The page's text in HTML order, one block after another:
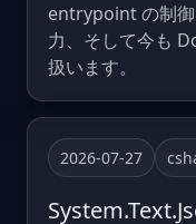
entrypoint の制
力、そして今も
扱います。
2026-07-27